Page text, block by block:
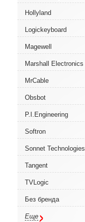
Hollyland
Logickeyboard
Magewell
Marshall Electronics
MrCable
Obsbot
P.I.Engineering
Softron
Sonnet Technologies
Tangent
TVLogic
Без бренда
Еще